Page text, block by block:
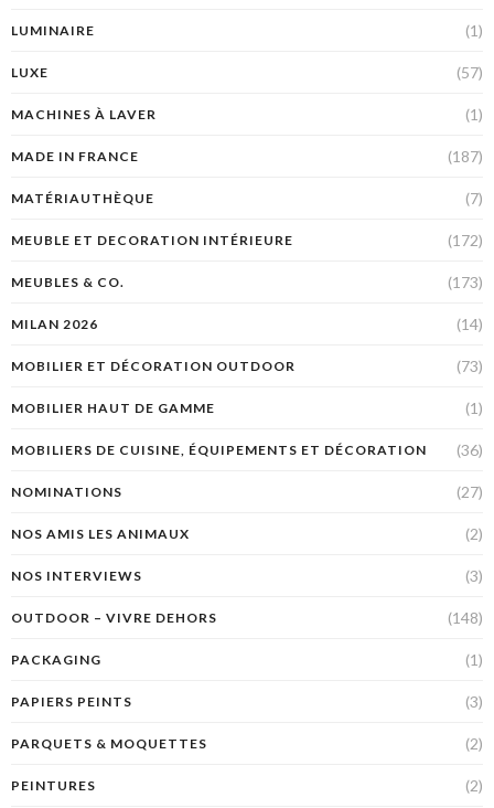
LUMINAIRE (1)
LUXE (57)
MACHINES À LAVER (1)
MADE IN FRANCE (187)
MATÉRIAUTHÈQUE (7)
MEUBLE ET DECORATION INTÉRIEURE (172)
MEUBLES & CO. (173)
MILAN 2026 (14)
MOBILIER ET DÉCORATION OUTDOOR (73)
MOBILIER HAUT DE GAMME (1)
MOBILIERS DE CUISINE, ÉQUIPEMENTS ET DÉCORATION (36)
NOMINATIONS (27)
NOS AMIS LES ANIMAUX (2)
NOS INTERVIEWS (3)
OUTDOOR – VIVRE DEHORS (148)
PACKAGING (1)
PAPIERS PEINTS (3)
PARQUETS & MOQUETTES (2)
PEINTURES (2)